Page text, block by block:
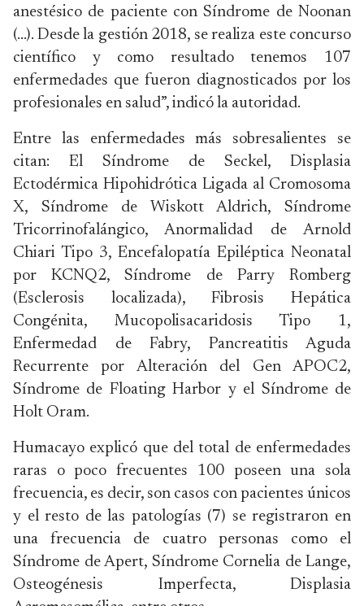
anestésico de paciente con Síndrome de Noonan
(…). Desde la gestión 2018, se realiza este concurso
científico y como resultado tenemos 107
enfermedades que fueron diagnosticados por los
profesionales en salud”, indicó la autoridad.
Entre las enfermedades más sobresalientes se
citan: El Síndrome de Seckel, Displasia
Ectodérmica Hipohidrótica Ligada al Cromosoma
X, Síndrome de Wiskott Aldrich, Síndrome
Tricorrinofalángico, Anormalidad de Arnold
Chiari Tipo 3, Encefalopatía Epiléptica Neonatal
por KCNQ2, Síndrome de Parry Romberg
(Esclerosis localizada), Fibrosis Hepática
Congénita, Mucopolisacaridosis Tipo 1,
Enfermedad de Fabry, Pancreatitis Aguda
Recurrente por Alteración del Gen APOC2,
Síndrome de Floating Harbor y el Síndrome de
Holt Oram.
Humacayo explicó que del total de enfermedades
raras o poco frecuentes 100 poseen una sola
frecuencia, es decir, son casos con pacientes únicos
y el resto de las patologías (7) se registraron en
una frecuencia de cuatro personas como el
Síndrome de Apert, Síndrome Cornelia de Lange,
Osteogénesis Imperfecta, Displasia